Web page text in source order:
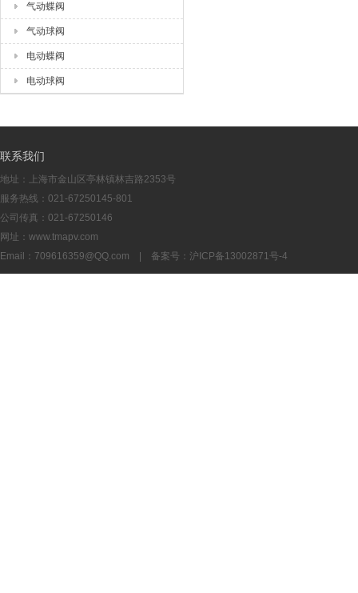
气动蝶阀
气动球阀
电动蝶阀
电动球阀
联系我们
地址：上海市金山区亭林镇林吉路2353号
服务热线：021-67250145-801
公司传真：021-67250146
网址：www.tmapv.com
Email： 709616359@QQ.com | 备案号： 沪ICP备13002871号-4